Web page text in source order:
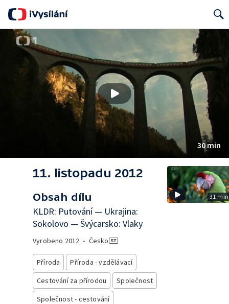
30 min
11. listopadu 2012
Obsah dílu
KLDR: Putování — Ukrajina:
Sokolovo — Švýcarsko: Vlaky
Vyrobeno 2012 • Česko
Příroda
Příroda - vzdělávací
Cestování za přírodou
Společnost
Společnost - cestování
31 min